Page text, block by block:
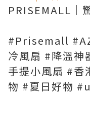
PRISEMALL｜
#Prisemall
冷風扇 #降溫神
手提小風扇 #香
物 #夏日好物